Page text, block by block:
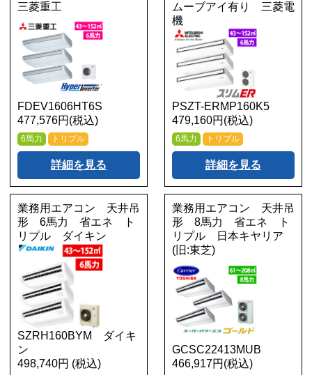
三菱重工
FDEV1606HT6S
477,576円(税込)
6馬力 トリプル
詳細を見る
ムーブアイ有り 三菱電
機
PSZT-ERMP160K5
479,160円(税込)
6馬力 トリプル
詳細を見る
業務用エアコン 天井吊
形 6馬力 省エネ ト
リプル ダイキン
SZRH160BYM ダイキ
ン
498,740円 (税込)
業務用エアコン 天井吊
形 8馬力 省エネ ト
リプル 日本キヤリア
(旧:東芝)
GCSC22413MUB
466,917円(税込)